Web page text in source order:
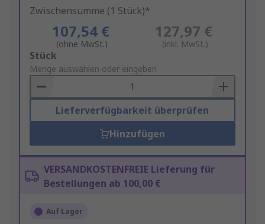
Zwischensumme (1 Stück)*
107,54 €
(ohne MwSt.)
127,97 €
(inkl. MwSt.)
Add
to
Basket
Stück
Menge auswählen oder eingeben
Lieferverfügbarkeit überprüfen
Hinzufügen
VERSANDKOSTENFREIE Lieferung für
Bestellungen ab 100,00 €
Auf Lager